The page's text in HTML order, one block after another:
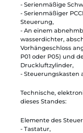
- Serienmäßige
- Serienmäßiger
Steuerung,
- An einem
wasserdichter,
Vorhängeschloss
P01 oder P05) und
Druckluftzylinder,
- Steuerungskasten
Technische,
dieses Standes:
Elemente des
- Tastatur,